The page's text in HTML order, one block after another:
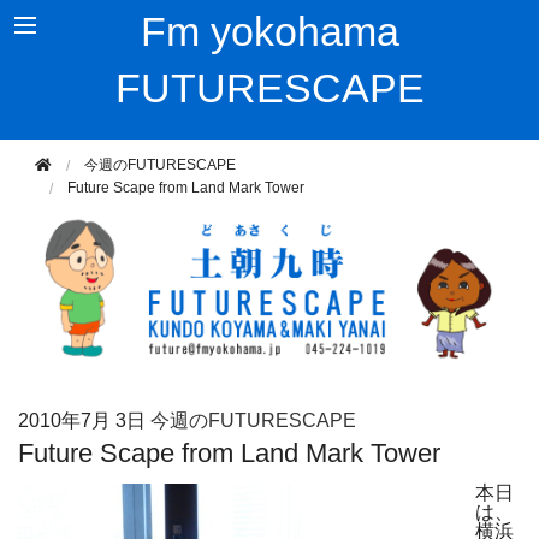
Fm yokohama
FUTURESCAPE
今週のFUTURESCAPE
Future Scape from Land Mark Tower
2010年7月 3日 今週のFUTURESCAPE
Future Scape from Land Mark Tower
本日
は、
横浜